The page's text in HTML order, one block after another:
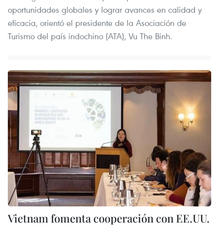
oportunidades globales y lograr avances en calidad y
eficacia, orientó el presidente de la Asociación de
Turismo del país indochino (ATA), Vu The Binh.
Vietnam fomenta cooperación con EE.UU.